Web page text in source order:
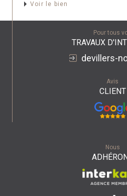
Voir le bien
Pour tous
TRAVAUX
devillers-
Avis
CLIENT
Nous